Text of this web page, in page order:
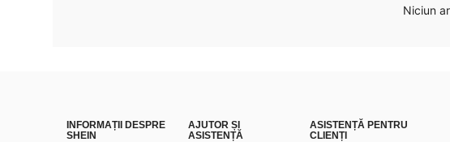
Niciun
INFORMAȚII DESPRE
SHEIN
AJUTOR ȘI
ASISTENȚĂ
ASISTENȚĂ PENTRU
CLIENȚI